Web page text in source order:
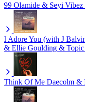
99 Olamide & Seyi
I Adore You (with J
& Ellie Goulding &
Think Of Me Daecolm &